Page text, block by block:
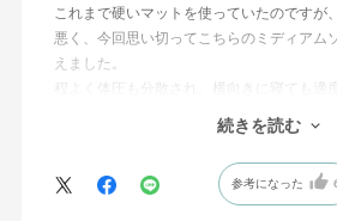
これまで硬いマットを使っていたのですが
悪く、今回思い切ってこちらのミディアム
えました。
程よく体圧も分散され、横向きに寝ても適
も痛くならず、これまでとは比べものにな
とても良い買い物だったと思っています。
続きを読む
参考になった